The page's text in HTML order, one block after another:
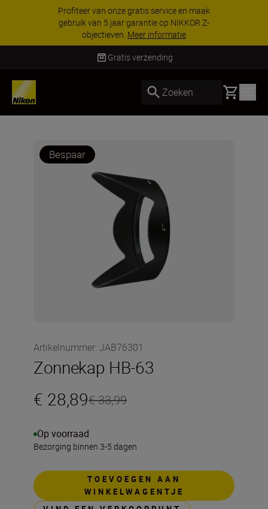
Profiteer van onze gratis service en maak
gebruik van 5 jaar garantie op NIKKOR Z-
objectieven. Meer informatie
Gratis verzending
Zoeken Basket
Bespaar
Artikelnummer: JAB76301
Zonnekap HB-63
€ 28,89€ 33,99
Op voorraad
Bezorging binnen 3-5 dagen
TOEVOEGEN AAN
WINKELWAGENTJE